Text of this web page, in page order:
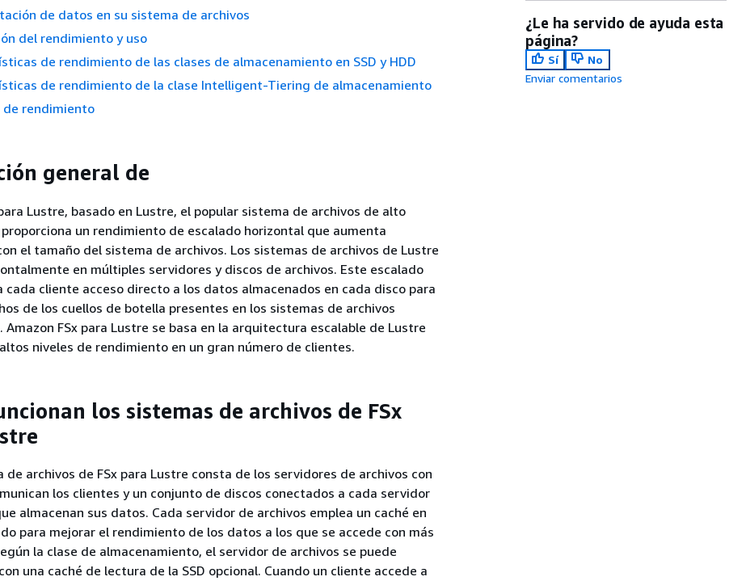
de datos en su sistema de archivos
del rendimiento y uso
de rendimiento de las clases de almacenamiento en SSD y HDD
de rendimiento de la clase Intelligent-Tiering de almacenamiento
de rendimiento
general de
Lustre, basado en Lustre, el popular sistema de archivos de alto
un rendimiento de escalado horizontal que aumenta
el tamaño del sistema de archivos. Los sistemas de archivos de Lustre
en múltiples servidores y discos de archivos. Este escalado
cada cliente acceso directo a los datos almacenados en cada disco para
de los cuellos de botella presentes en los sistemas de archivos
Amazon FSx para Lustre se basa en la arquitectura escalable de Lustre
niveles de rendimiento en un gran número de clientes.
los sistemas de archivos de FSx
de archivos de FSx para Lustre consta de los servidores de archivos con
los clientes y un conjunto de discos conectados a cada servidor
almacenan sus datos. Cada servidor de archivos emplea un caché en
para mejorar el rendimiento de los datos a los que se accede con más
la clase de almacenamiento, el servidor de archivos se puede
una caché de lectura de la SSD opcional. Cuando un cliente accede a
¿Le ha servido de ayuda esta
página?
Sí
No
Enviar comentarios